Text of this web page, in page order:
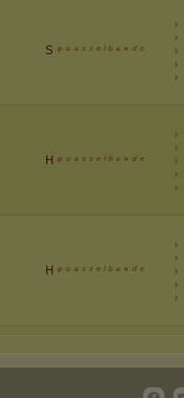
S ᵠ ᵘ ᵃ ˢ ˢ ᵉ ˡ ᵇ ᵃ ᶰ ᵈ ᵉ
H ᵠ ᵘ ᵃ ˢ ˢ ᵉ ˡ ᵇ ᵃ ᶰ ᵈ ᵉ
H ᵠ ᵘ ᵃ ˢ ˢ ᵉ ˡ ᵇ ᵃ ᶰ ᵈ ᵉ